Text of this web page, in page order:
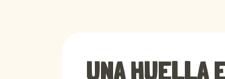
UNA HUELLA